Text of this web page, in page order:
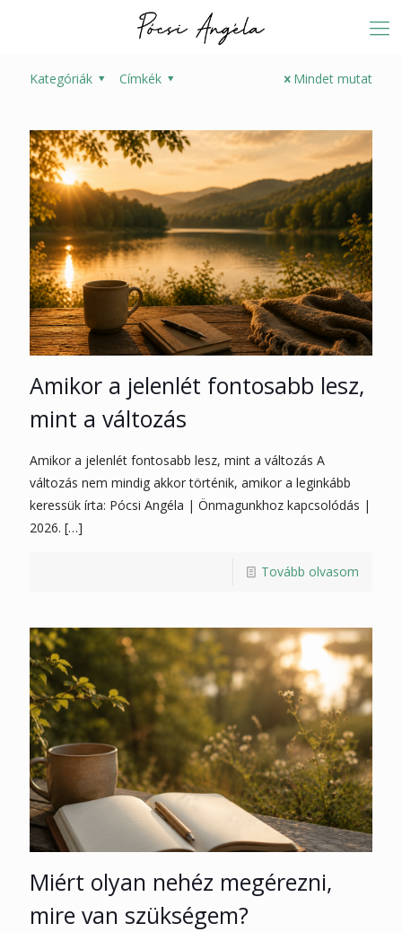
Kategóriák Címkék Mindet mutat
Amikor a jelenlét fontosabb lesz,
mint a változás
Amikor a jelenlét fontosabb lesz, mint a változás A
változás nem mindig akkor történik, amikor a leginkább
keressük írta: Pócsi Angéla | Önmagunkhoz kapcsolódás |
2026. […]
Tovább olvasom
Miért olyan nehéz megérezni,
mire van szükségem?